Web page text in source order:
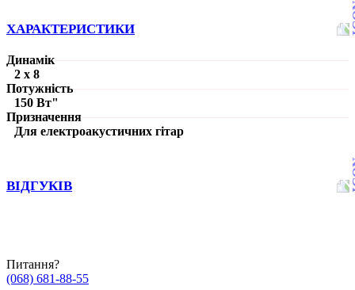
ХАРАКТЕРИСТИКИ
Динамік
2 х 8
Потужність
150 Вт"
Призначення
Для електроакустичних гітар
ВІДГУКІВ
Питання?
(068) 681-88-55